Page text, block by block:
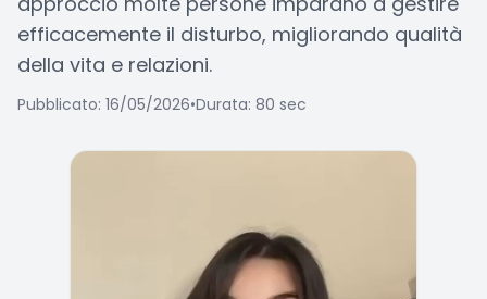
efficacemente il disturbo, migliorando qualità
della vita e relazioni.
Pubblicato: 16/05/2026•Durata: 80 sec